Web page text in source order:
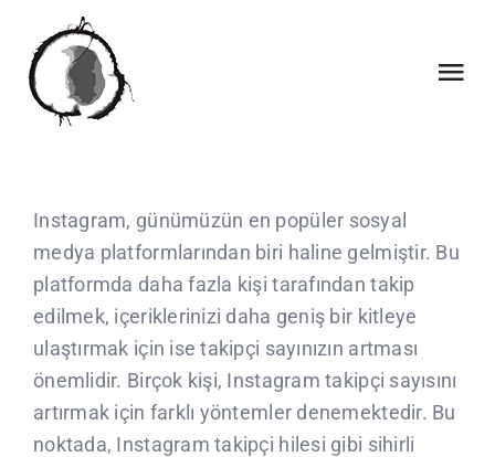
content
QUI SOM
QUE FEM
COL·LABORACIONS
CALENDARI
Instagram, günümüzün en popüler sosyal
medya platformlarından biri haline gelmiştir. Bu
platformda daha fazla kişi tarafından takip
edilmek, içeriklerinizi daha geniş bir kitleye
ulaştırmak için ise takipçi sayınızın artması
önemlidir. Birçok kişi, Instagram takipçi sayısını
artırmak için farklı yöntemler denemektedir. Bu
noktada, Instagram takipçi hilesi gibi sihirli